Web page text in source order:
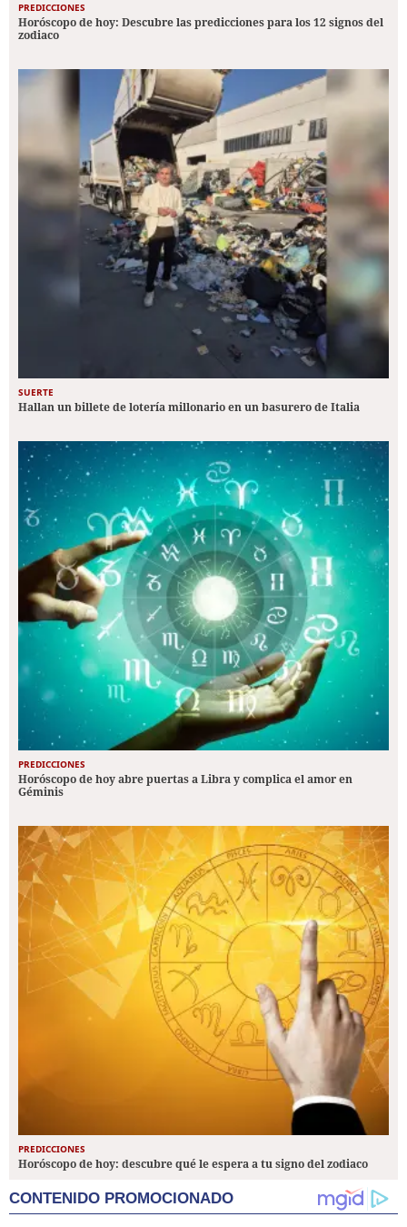
PREDICCIONES
Horóscopo de hoy: Descubre las predicciones para los 12 signos del
zodiaco
SUERTE
Hallan un billete de lotería millonario en un basurero de Italia
PREDICCIONES
Horóscopo de hoy abre puertas a Libra y complica el amor en
Géminis
PREDICCIONES
Horóscopo de hoy: descubre qué le espera a tu signo del zodiaco
CONTENIDO PROMOCIONADO